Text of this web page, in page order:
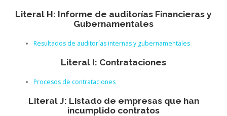
Literal H: Informe de auditorías Financieras y
Gubernamentales
Resultados de auditorías internas y gubernamentales
Literal I: Contrataciones
Procesos de contrataciones
Literal J: Listado de empresas que han
incumplido contratos